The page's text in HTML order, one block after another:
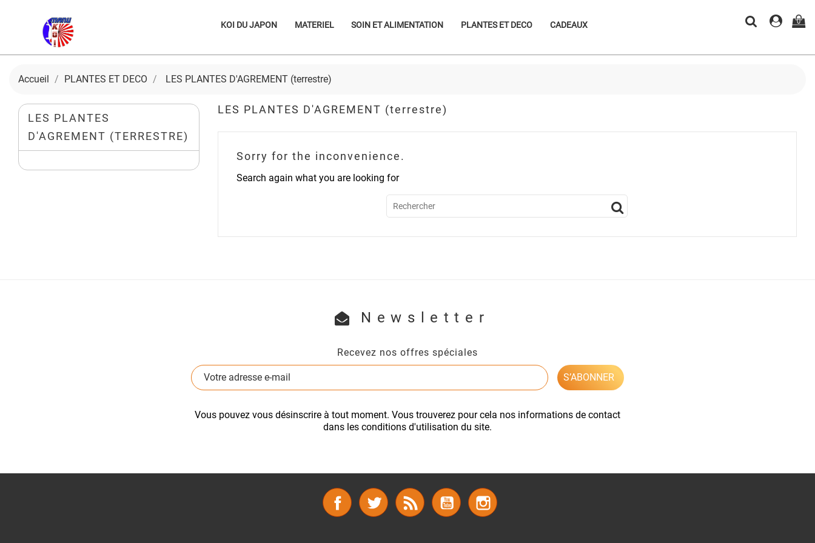
KOI DU JAPON MATERIEL SOIN ET ALIMENTATION PLANTES ET DECO CADEAUX 0
Accueil PLANTES ET DECO LES PLANTES D'AGREMENT (terrestre)
LES PLANTES
D'AGREMENT (TERRESTRE)
LES PLANTES D'AGREMENT (terrestre)
Sorry for the inconvenience.
Search again what you are looking for
Newsletter
Recevez nos offres spéciales
Vous pouvez vous désinscrire à tout moment. Vous trouverez pour cela nos informations de contact
dans les conditions d'utilisation du site.
Facebook Twitter Rss YouTube